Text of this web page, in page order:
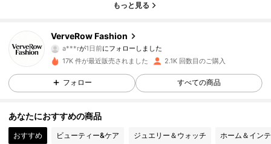
もっと見る
VerveRow Fashion
a***rが1日前にフォローしました
y***6が閲覧中
4.94
1.9K フォロワー
4.94 1.9K フォロワー
17K 件が最近販売されました 2.1K 回数目のご購入
フォロー すべての商品
あなたにおすすめの商品
おすすめ ビューティー&ケア ジュエリー＆ウォッチ ホーム＆イン